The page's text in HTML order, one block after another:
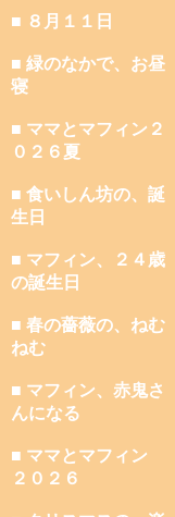
■ ８月１１日
■ 緑のなかで、お昼
寝
■ ママとマフィン２
０２６夏
■ 食いしん坊の、誕
生日
■ マフィン、２４歳
の誕生日
■ 春の薔薇の、ねむ
ねむ
■ マフィン、赤鬼さ
んになる
■ ママとマフィン
２０２６